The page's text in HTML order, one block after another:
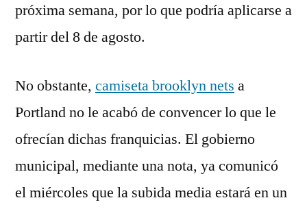
próxima semana, por lo que podría aplicarse a
partir del 8 de agosto.
No obstante, camiseta brooklyn nets a
Portland no le acabó de convencer lo que le
ofrecían dichas franquicias. El gobierno
municipal, mediante una nota, ya comunicó
el miércoles que la subida media estará en un